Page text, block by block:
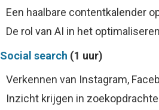
Een haalbare contentkalender
De rol van AI in het
Social search (1 uur)
Verkennen van Instagram,
Inzicht krijgen in